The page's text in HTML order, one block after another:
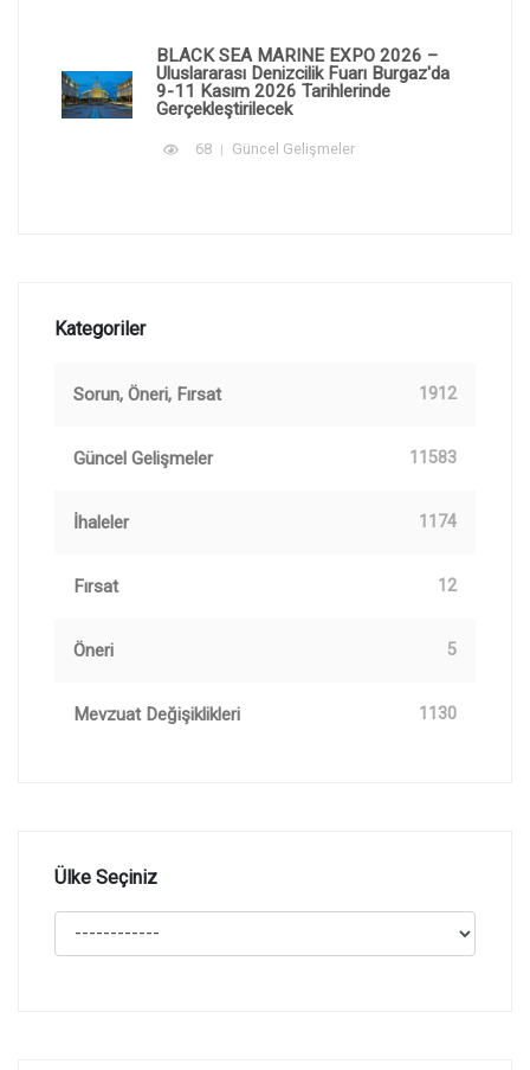
BLACK SEA MARINE EXPO 2026 –
Uluslararası Denizcilik Fuarı Burgaz'da
9-11 Kasım 2026 Tarihlerinde
Gerçekleştirilecek
68 Güncel Gelişmeler
Kategoriler
Sorun, Öneri, Fırsat 1912
Güncel Gelişmeler 11583
İhaleler 1174
Fırsat 12
Öneri 5
Mevzuat Değişiklikleri 1130
Ülke Seçiniz